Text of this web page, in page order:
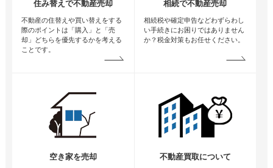
住み替えで不動産売却
不動産の住替えや買い替えをする
際のポイントは「購入」と「売
却」どちらを優先するかを考える
ことです。
相続で不動産売却
相続税や確定申告などわずらわし
い手続きにお困りではありません
か？税金対策もお任せください。
空き家を売却 不動産買取について